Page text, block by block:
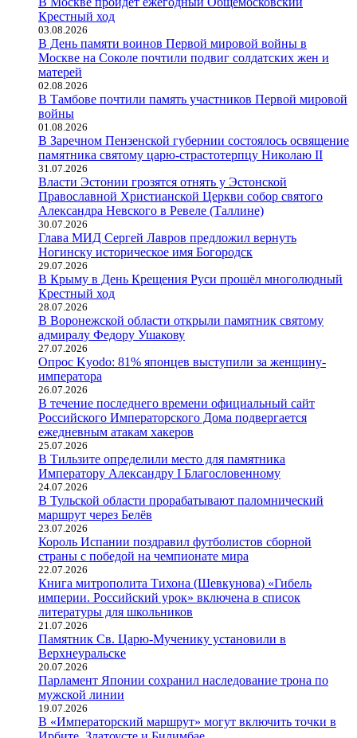
Крестный ход
03.08.2026
В День памяти воинов Первой мировой войны в
Москве на Соколе почтили подвиг солдатских жен и
матерей
02.08.2026
В Тамбове почтили память участников Первой мировой
войны
01.08.2026
В Заречном Пензенской губернии состоялось освящение
памятника святому царю-страстотерпцу Николаю II
31.07.2026
Власти Эстонии грозятся отнять у Эстонской
Православной Христианской Церкви собор святого
Александра Невского в Ревеле (Таллине)
30.07.2026
Глава МИД Сергей Лавров предложил вернуть
Ногинску историческое имя Богородск
29.07.2026
В Крыму в День Крещения Руси прошёл многолюдный
Крестный ход
28.07.2026
В Воронежской области открыли памятник святому
адмиралу Федору Ушакову
27.07.2026
Опрос Kyodo: 81% японцев выступили за женщину-
императора
26.07.2026
В течение последнего времени официальный сайт
Российского Императорского Дома подвергается
ежедневным атакам хакеров
25.07.2026
В Тильзите определили место для памятника
Императору Александру I Благословенному
24.07.2026
В Тульской области прорабатывают паломнический
маршрут через Белёв
23.07.2026
Король Испании поздравил футболистов сборной
страны с победой на чемпионате мира
22.07.2026
Книга митрополита Тихона (Шевкунова) «Гибель
империи. Российский урок» включена в список
литературы для школьников
21.07.2026
Памятник Св. Царю-Мученику установили в
Верхнеуральске
20.07.2026
Парламент Японии сохранил наследование трона по
мужской линии
19.07.2026
В «Императорский маршрут» могут включить точки в